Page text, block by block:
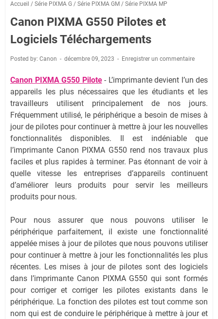
Accueil / Série PIXMA G / Série PIXMA GM / Série PIXMA MP
Canon PIXMA G550 Pilotes et
Logiciels Téléchargements
Posted by: Canon décembre 09, 2023 Enregistrer un commentaire
Canon PIXMA G550 Pilote- L’imprimante devient l’un des
appareils les plus nécessaires que les étudiants et les
travailleurs utilisent principalement de nos jours.
Fréquemment utilisé, le périphérique a besoin de mises à
jour de pilotes pour continuer à mettre à jour les nouvelles
fonctionnalités disponibles. Il est indéniable que
l’imprimante Canon PIXMA G550 rend nos travaux plus
faciles et plus rapides à terminer. Pas étonnant de voir à
quelle vitesse les entreprises d’appareils continuent
d’améliorer leurs produits pour servir les meilleurs
produits pour nous.
Pour nous assurer que nous pouvons utiliser le
périphérique parfaitement, il existe une fonctionnalité
appelée mises à jour de pilotes que nous pouvons utiliser
pour continuer à mettre à jour les fonctionnalités les plus
récentes. Les mises à jour de pilotes sont des logiciels
dans l’imprimante Canon PIXMA G550 qui sont formés
pour corriger et corriger les pilotes existants dans le
périphérique. La fonction des pilotes est tout comme son
nom qui est de conduire le périphérique à mettre à jour et